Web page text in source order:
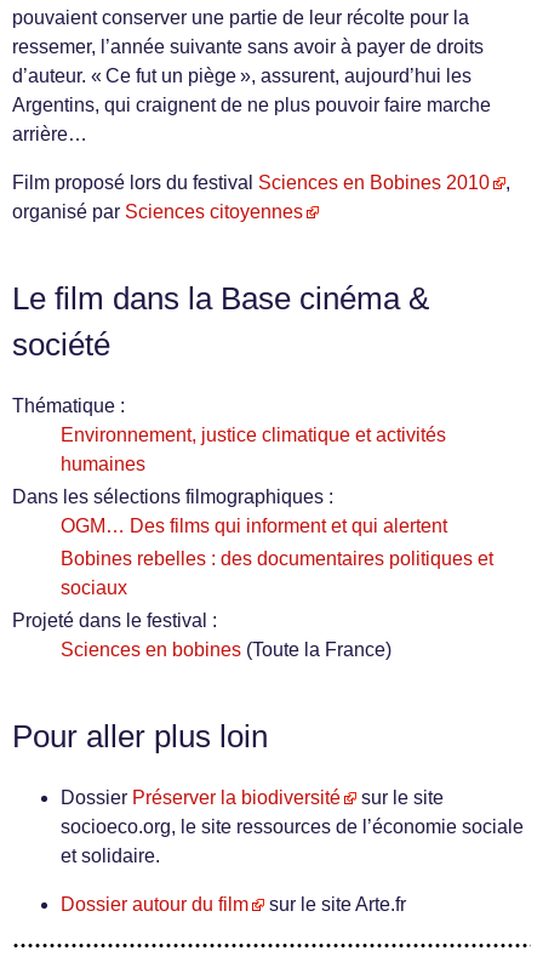
pouvaient conserver une partie de leur récolte pour la
ressemer, l’année suivante sans avoir à payer de droits
d’auteur. « Ce fut un piège », assurent, aujourd’hui les
Argentins, qui craignent de ne plus pouvoir faire marche
arrière…
Film proposé lors du festival Sciences en Bobines 2010
,
organisé par Sciences citoyennes
Le film dans la Base cinéma &
société
Thématique :
Environnement, justice climatique et activités
humaines
Dans les sélections filmographiques :
OGM… Des films qui informent et qui alertent
Bobines rebelles : des documentaires politiques et
sociaux
Projeté dans le festival :
Sciences en bobines (Toute la France)
Pour aller plus loin
Dossier Préserver la biodiversité
sur le site
socioeco.org, le site ressources de l’économie sociale
et solidaire.
Dossier autour du film sur le site Arte.fr